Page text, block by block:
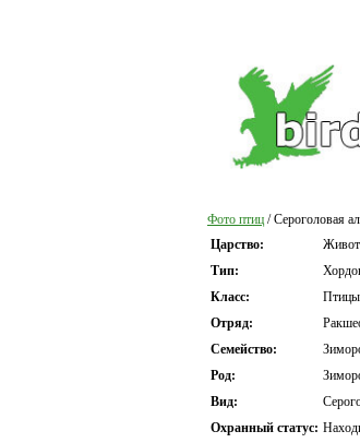
Фото птиц / Сероголовая
Царство:
Тип:
Класс:
Птицы
Отряд:
Семейство:
Род:
Вид:
Охранный статус: